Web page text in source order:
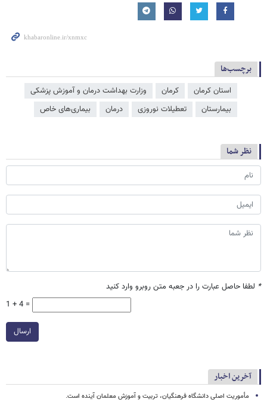
برچسب‌ها
استان کرمان کرمان
وزارت بهداشت درمان و آموزش پزشکی
بیمارستان
تعطیلات نوروزی درمان بیماری‌های خاص
نظر شما
* لطفا حاصل عبارت را در جعبه متن روبرو وارد کنید
1 + 4 =
ارسال
آخرین اخبار
مأموریت اصلی دانشگاه فرهنگیان، تربیت و آموزش معلمان آینده است.